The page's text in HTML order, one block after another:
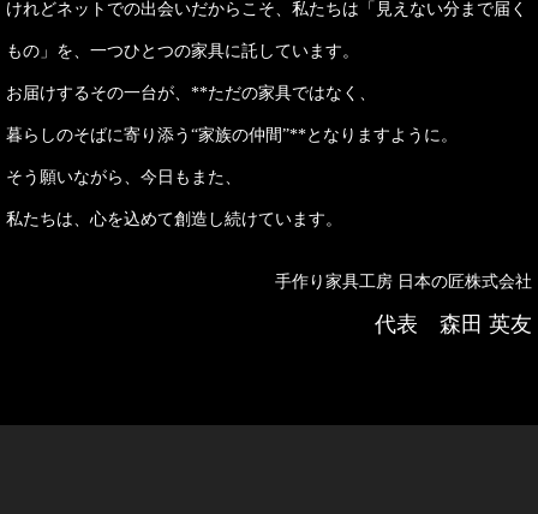
けれどネットでの出会いだからこそ、私たちは「見えない分まで届く
もの」を、一つひとつの家具に託しています。
お届けするその一台が、**ただの家具ではなく、
暮らしのそばに寄り添う“家族の仲間”**となりますように。
そう願いながら、今日もまた、
私たちは、心を込めて創造し続けています。
手作り家具工房 日本の匠株式会社
代表 森田 英友